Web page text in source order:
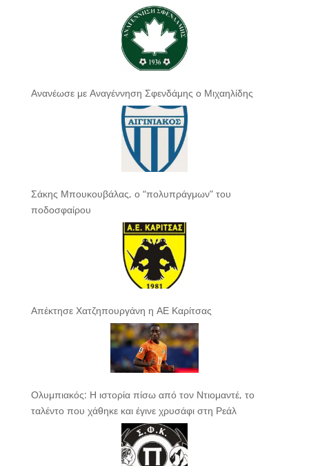
Ανανέωσε με Αναγέννηση Σφενδάμης ο Μιχαηλίδης
Σάκης Μπουκουβάλας, ο “πολυπράγμων” του
ποδοσφαίρου
Απέκτησε Χατζηπουργάνη η ΑΕ Καρίτσας
Ολυμπιακός: Η ιστορία πίσω από τον Ντιομαντέ, το
ταλέντο που χάθηκε και έγινε χρυσάφι στη Ρεάλ